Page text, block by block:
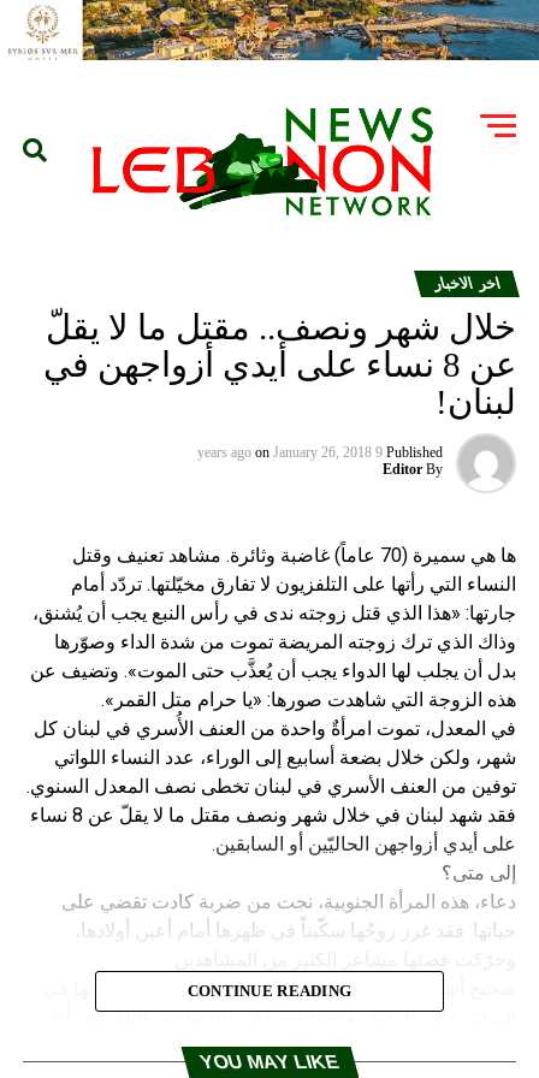
اخر الاخبار
خلال شهر ونصف.. مقتل ما لا يقلّ
عن 8 نساء على أيدي أزواجهن في
لبنان!
Published
9 years ago
on January 26, 2018
By
Editor
ها هي سميرة (70 عاماً) غاضبة وثائرة. مشاهد تعنيف وقتل
النساء التي رأتها على التلفزيون لا تفارق مخيّلتها. تردّد أمام
جارتها: «هذا الذي قتل زوجته ندى في رأس النبع يجب أن يُشنق،
وذاك الذي ترك زوجته المريضة تموت من شدة الداء وصوّرها
بدل أن يجلب لها الدواء يجب أن يُعذَّب حتى الموت». وتضيف عن
هذه الزوجة التي شاهدت صورها: «يا حرام متل القمر».
في المعدل، تموت امرأةٌ واحدة من العنف الأُسري في لبنان كل
شهر، ولكن خلال بضعة أسابيع إلى الوراء، عدد النساء اللواتي
توفين من العنف الأسري في لبنان تخطى نصف المعدل السنوي.
فقد شهد لبنان في خلال شهر ونصف مقتل ما لا يقلّ عن 8 نساء
على أيدي أزواجهن الحاليّين أو السابقين.
إلى متى؟
دعاء، هذه المرأة الجنوبية، نجت من ضربة كادت تقضي على
حياتها. فقد غرز زوجُها سكّيناً في ظهرها أمام أعين أولادها،
صحيح أنها ليست الوحيدة التي سكتت عن ضرب زوجها لها في
السابق «كرمال أولادها»، إلّا أنّ تأكيد والدتها عبر التلفزيون أنّ
شريك عمرها سبق أن «ضربها على عينها… ومرّةً كبها من
CONTINUE READING
YOU MAY LIKE